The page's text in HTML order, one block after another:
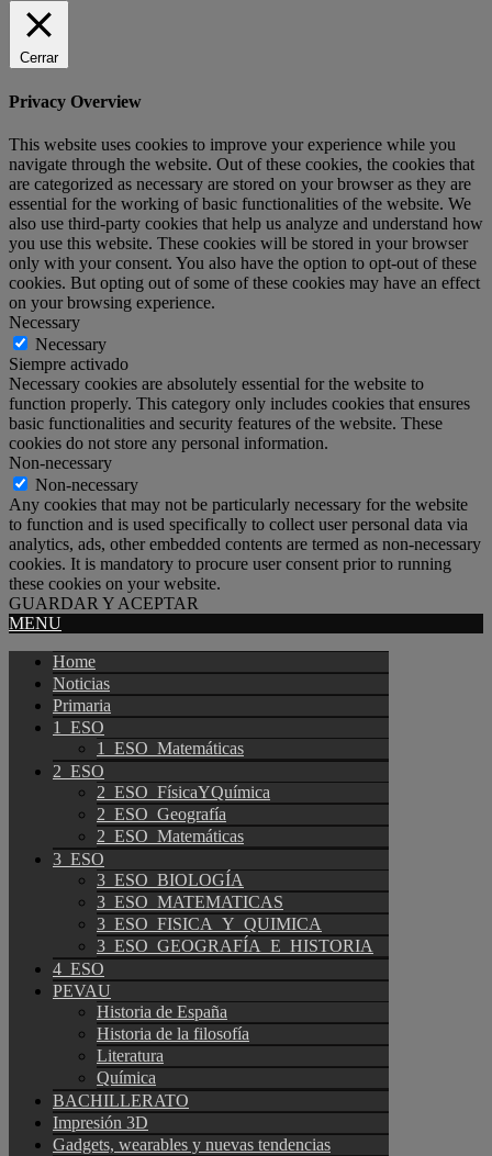
Cerrar
Privacy Overview
This website uses cookies to improve your experience while you
navigate through the website. Out of these cookies, the cookies that
are categorized as necessary are stored on your browser as they are
essential for the working of basic functionalities of the website. We
also use third-party cookies that help us analyze and understand how
you use this website. These cookies will be stored in your browser
only with your consent. You also have the option to opt-out of these
cookies. But opting out of some of these cookies may have an effect
on your browsing experience.
Necessary
Necessary
Siempre activado
Necessary cookies are absolutely essential for the website to
function properly. This category only includes cookies that ensures
basic functionalities and security features of the website. These
cookies do not store any personal information.
Non-necessary
Non-necessary
Any cookies that may not be particularly necessary for the website
to function and is used specifically to collect user personal data via
analytics, ads, other embedded contents are termed as non-necessary
cookies. It is mandatory to procure user consent prior to running
these cookies on your website.
GUARDAR Y ACEPTAR
MENU
Home
Noticias
Primaria
1_ESO
1_ESO_Matemáticas
2_ESO
2_ESO_FísicaYQuímica
2_ESO_Geografía
2_ESO_Matemáticas
3_ESO
3_ESO_BIOLOGÍA
3_ESO_MATEMATICAS
3_ESO_FISICA_Y_QUIMICA
3_ESO_GEOGRAFÍA_E_HISTORIA
4_ESO
PEVAU
Historia de España
Historia de la filosofía
Literatura
Química
BACHILLERATO
Impresión 3D
Gadgets, wearables y nuevas tendencias